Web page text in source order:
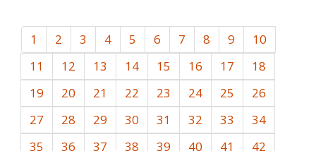
1 2 3 4 5 6 7 8 9
10
11
12 13 14 15 16 17
18
19
20 21 22 23 24 25
26
27
28 29 30 31 32 33
34
35
36 37 38 39 40 41
42